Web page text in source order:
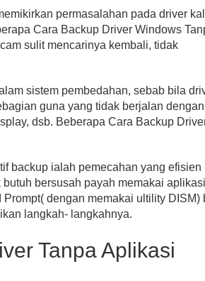
permasalahan pada driver
Cara Backup Driver Windows
sulit mencarinya kembali, tidak
sistem pembedahan, sebab bila
guna yang tidak berjalan dengan
dsb. Beberapa Cara Backup
backup ialah pemecahan yang efisien
bersusah payah memakai aplikasi
dengan memakai ultility DISM)
langkah- langkahnya.
Tanpa Aplikasi